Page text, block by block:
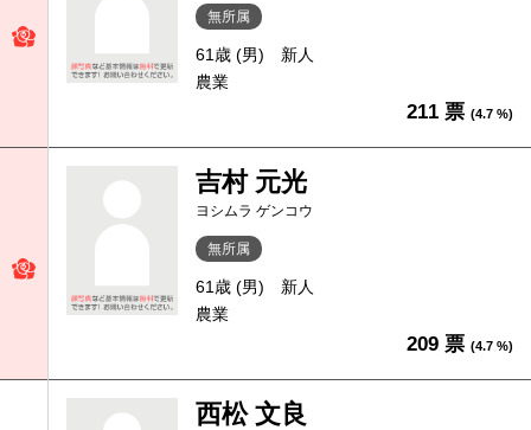
無所属
61歳 (男)
新人
農業
211 票 (4.7 %)
吉村 元光
ヨシムラ ゲンコウ
無所属
61歳 (男)
新人
農業
209 票 (4.7 %)
西松 文良